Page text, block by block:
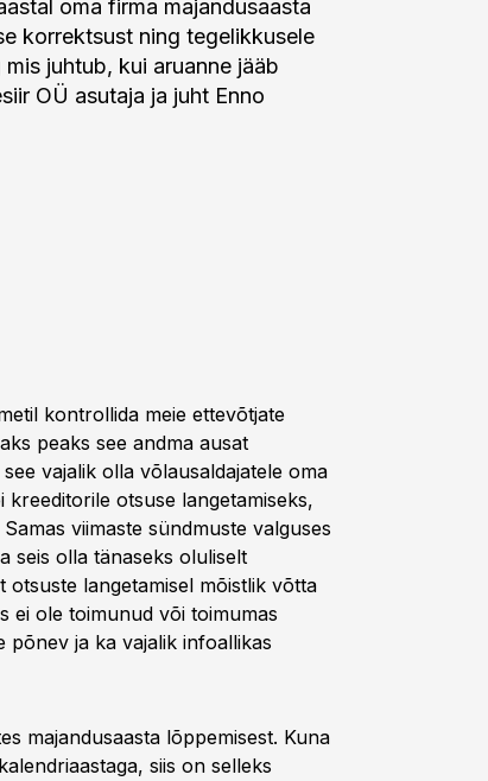
oma firma majandusaasta
korrektsust ning tegelikkusele
juhtub, kui aruanne jääb
OÜ asutaja ja juht Enno
kontrollida meie ettevõtjate
peaks see andma ausat
vajalik olla võlausaldajatele oma
otsuse langetamiseks,
viimaste sündmuste valguses
seis olla tänaseks oluliselt
langetamisel mõistlik võtta
ei ole toimunud või toimumas
põnev ja ka vajalik infoallikas
majandusaasta lõppemisest. Kuna
siis on selleks